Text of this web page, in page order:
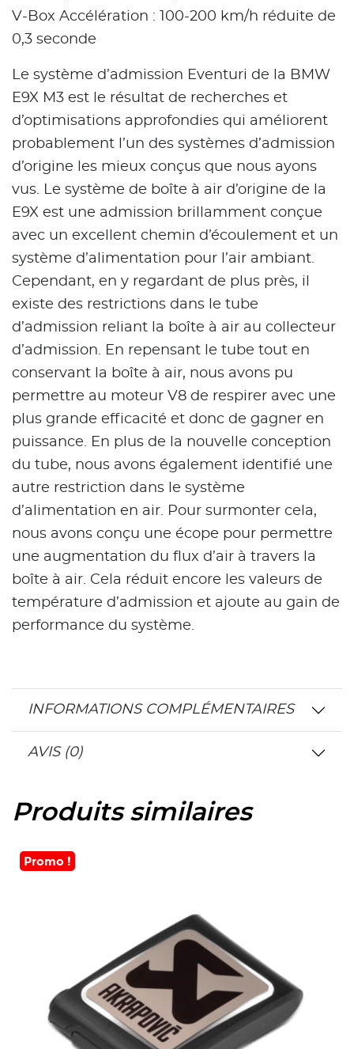
V-Box Accélération : 100-200 km/h réduite de
0,3 seconde
Le système d’admission Eventuri de la BMW
E9X M3 est le résultat de recherches et
d’optimisations approfondies qui améliorent
probablement l’un des systèmes d’admission
d’origine les mieux conçus que nous ayons
vus. Le système de boîte à air d’origine de la
E9X est une admission brillamment conçue
avec un excellent chemin d’écoulement et un
système d’alimentation pour l’air ambiant.
Cependant, en y regardant de plus près, il
existe des restrictions dans le tube
d’admission reliant la boîte à air au collecteur
d’admission. En repensant le tube tout en
conservant la boîte à air, nous avons pu
permettre au moteur V8 de respirer avec une
plus grande efficacité et donc de gagner en
puissance. En plus de la nouvelle conception
du tube, nous avons également identifié une
autre restriction dans le système
d’alimentation en air. Pour surmonter cela,
nous avons conçu une écope pour permettre
une augmentation du flux d’air à travers la
boîte à air. Cela réduit encore les valeurs de
température d’admission et ajoute au gain de
performance du système.
INFORMATIONS COMPLÉMENTAIRES
AVIS (0)
Produits similaires
Promo !